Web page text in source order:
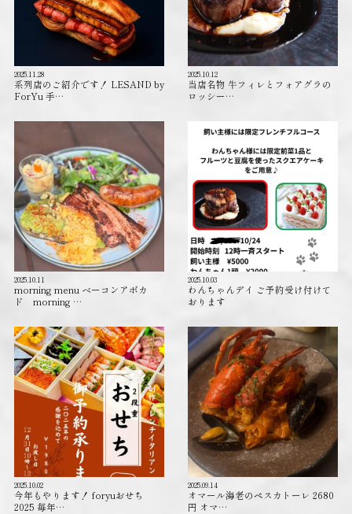
2025.11.28
系列店のご紹介です！ LESAND by
ForYu 手…
2025.10.12
当店名物 牛フィレとフォアグラの
ロッシー…
2025.10.11
morning menu ベーコンアボカ
ド morning …
2025.10.03
わんちゃんデイ ご予約受け付けて
おります️
2025.10.02
今年もやります！ foryuおせち
2025 毎年…
2025.09.14
オマール海老のペスカトーレ 2680
円 オマ…